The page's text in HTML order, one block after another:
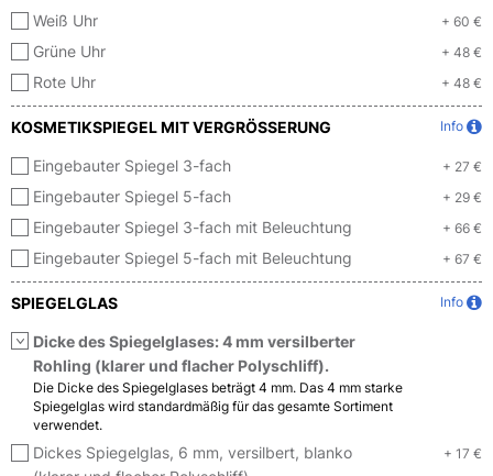
Weiß Uhr + 60 €
Grüne Uhr + 48 €
Rote Uhr + 48 €
KOSMETIKSPIEGEL MIT VERGRÖSSERUNG Info
Eingebauter Spiegel 3-fach + 27 €
Eingebauter Spiegel 5-fach + 29 €
Eingebauter Spiegel 3-fach mit Beleuchtung + 66 €
Eingebauter Spiegel 5-fach mit Beleuchtung + 67 €
SPIEGELGLAS Info
Dicke des Spiegelglases: 4 mm versilberter
Rohling (klarer und flacher Polyschliff).
Die Dicke des Spiegelglases beträgt 4 mm. Das 4 mm starke
Spiegelglas wird standardmäßig für das gesamte Sortiment
verwendet.
Dickes Spiegelglas, 6 mm, versilbert, blanko
+ 17 €